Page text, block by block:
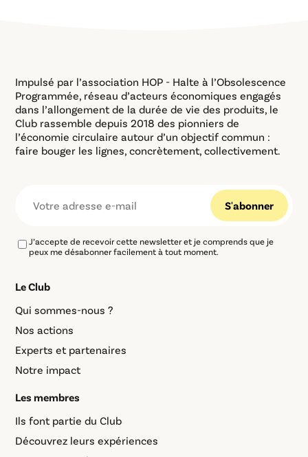
Impulsé par l’association HOP - Halte à l’Obsolescence
Programmée, réseau d’acteurs économiques engagés
dans l’allongement de la durée de vie des produits, le
Club rassemble depuis 2018 des pionniers de
l’économie circulaire autour d’un objectif commun :
faire bouger les lignes, concrètement, collectivement.
J’accepte de recevoir cette newsletter et je comprends que je
peux me désabonner facilement à tout moment.
Le Club
Qui sommes-nous ?
Nos actions
Experts et partenaires
Notre impact
Les membres
Ils font partie du Club
Découvrez leurs expériences